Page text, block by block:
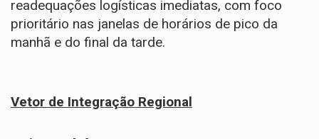
readequações logísticas imediatas, com foco
prioritário nas janelas de horários de pico da
manhã e do final da tarde.
Vetor de Integração Regional